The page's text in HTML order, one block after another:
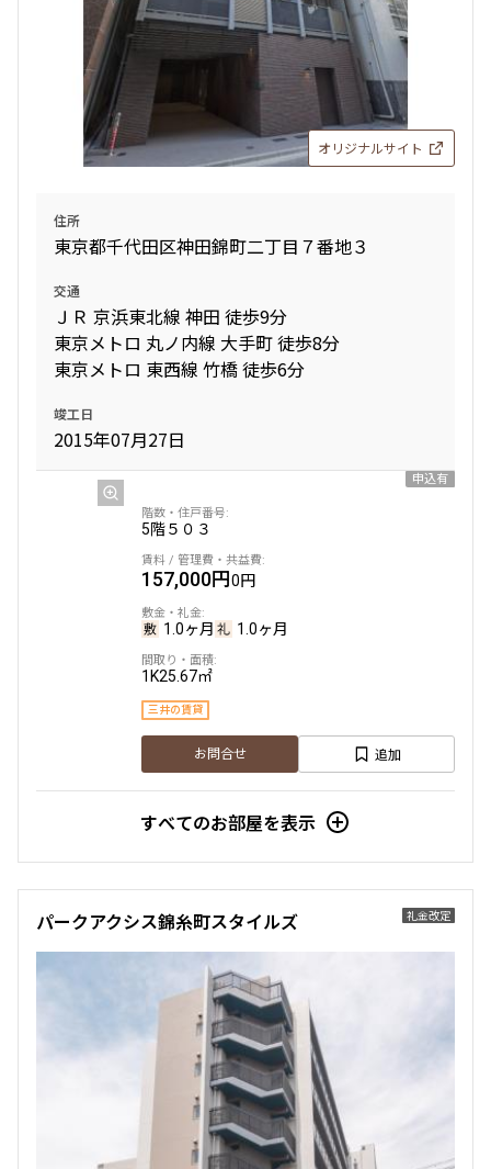
オリジナルサイト
住所
東京都千代田区神田錦町二丁目７番地３
交通
ＪＲ 京浜東北線 神田 徒歩9分
東京メトロ 丸ノ内線 大手町 徒歩8分
東京メトロ 東西線 竹橋 徒歩6分
竣工日
2015年07月27日
申込有
5階５０３
157,000円0円
1.0ヶ月 1.0ヶ月
1K25.67㎡
三井の賃貸
お問合せ 追加
すべてのお部屋を表示
礼金改定
パークアクシス錦糸町スタイルズ